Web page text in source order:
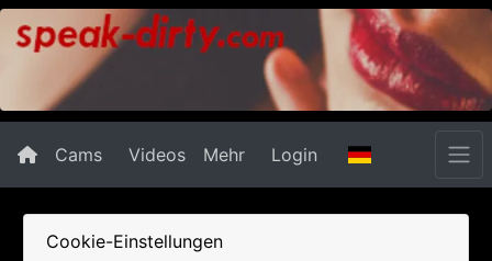
Cams Videos Mehr Login
Cookie-Einstellungen